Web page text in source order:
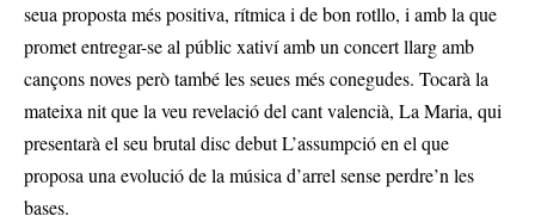
seua proposta més positiva, rítmica i de bon rotllo, i amb la que
promet entregar-se al públic xativí amb un concert llarg amb
cançons noves però també les seues més conegudes. Tocarà la
mateixa nit que la veu revelació del cant valencià, La Maria, qui
presentarà el seu brutal disc debut L’assumpció en el que
proposa una evolució de la música d’arrel sense perdre’n les
bases.